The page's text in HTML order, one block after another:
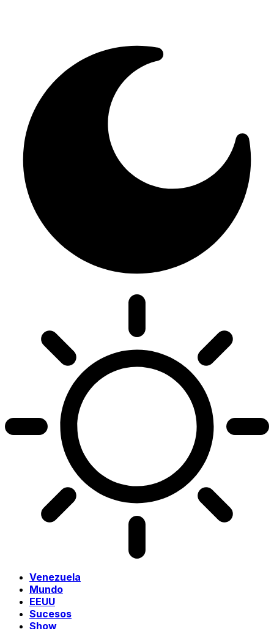
Venezuela
Mundo
EEUU
Sucesos
Show